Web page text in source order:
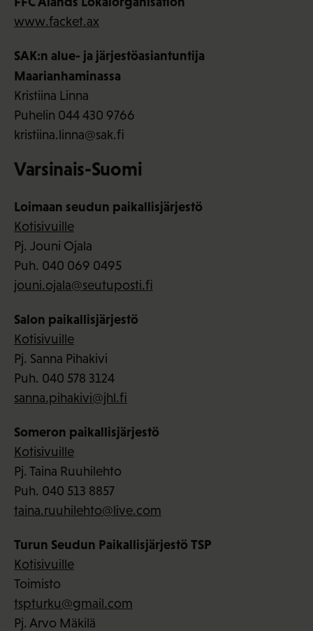
www.facket.ax
SAK:n alue- ja järjestöasiantuntija
Maarianhaminassa
Kristiina Linna
Puhelin 044 430 9766
kristiina.linna@sak.fi
Varsinais-Suomi
Loimaan seudun paikallisjärjestö
Kotisivuille
Pj. Jouni Ojala
Puh. 040 069 0495
jouni.ojala@seutuposti.fi
Salon paikallisjärjestö
Kotisivuille
Pj. Sanna Pihakivi
Puh. 040 578 3124
sanna.pihakivi@jhl.fi
Someron paikallisjärjestö
Kotisivuille
Pj. Taina Ruuhilehto
Puh. 040 513 8857
taina.ruuhilehto@live.com
Turun Seudun Paikallisjärjestö TSP
Kotisivuille
Toimisto
tspturku@gmail.com
Pj. Arvo Mäkilä